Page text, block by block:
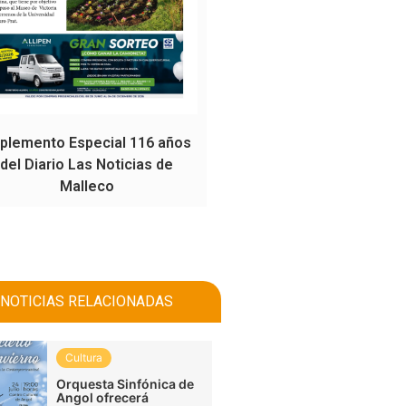
Especial 116 años
del Diario Las Noticias de
Malleco
NOTICIAS RELACIONADAS
Cultura
Orquesta Sinfónica de
Angol ofrecerá